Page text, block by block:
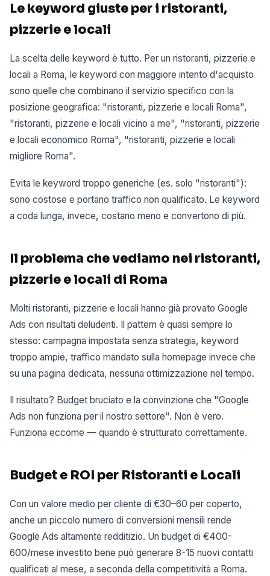
Le keyword giuste per i ristoranti,
pizzerie e locali
La scelta delle keyword è tutto. Per un ristoranti, pizzerie e
locali a Roma, le keyword con maggiore intento d'acquisto
sono quelle che combinano il servizio specifico con la
posizione geografica: "ristoranti, pizzerie e locali Roma",
"ristoranti, pizzerie e locali vicino a me", "ristoranti, pizzerie
e locali economico Roma", "ristoranti, pizzerie e locali
migliore Roma".
Evita le keyword troppo generiche (es. solo "ristoranti"):
sono costose e portano traffico non qualificato. Le keyword
a coda lunga, invece, costano meno e convertono di più.
Il problema che vediamo nei ristoranti,
pizzerie e locali di Roma
Molti ristoranti, pizzerie e locali hanno già provato Google
Ads con risultati deludenti. Il pattern è quasi sempre lo
stesso: campagna impostata senza strategia, keyword
troppo ampie, traffico mandato sulla homepage invece che
su una pagina dedicata, nessuna ottimizzazione nel tempo.
Il risultato? Budget bruciato e la convinzione che "Google
Ads non funziona per il nostro settore". Non è vero.
Funziona eccome — quando è strutturato correttamente.
Budget e ROI per Ristoranti e Locali
Con un valore medio per cliente di €30–60 per coperto,
anche un piccolo numero di conversioni mensili rende
Google Ads altamente redditizio. Un budget di €400-
600/mese investito bene può generare 8-15 nuovi contatti
qualificati al mese, a seconda della competitività a Roma.